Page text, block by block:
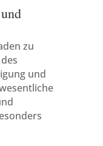
zu
und